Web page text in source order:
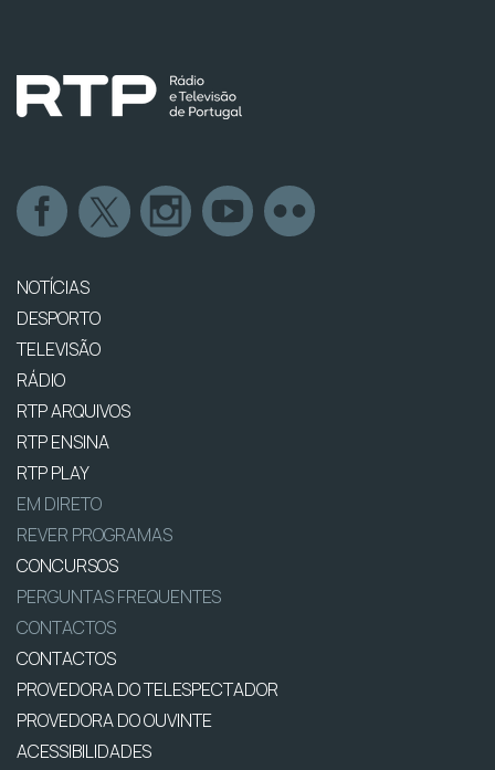
NOTÍCIAS
DESPORTO
TELEVISÃO
RÁDIO
RTP ARQUIVOS
RTP ENSINA
RTP PLAY
EM DIRETO
REVER PROGRAMAS
CONCURSOS
PERGUNTAS FREQUENTES
CONTACTOS
CONTACTOS
PROVEDORA DO TELESPECTADOR
PROVEDORA DO OUVINTE
ACESSIBILIDADES